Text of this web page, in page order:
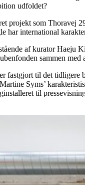
udfoldet?
projekt som Thoravej
international
af kurator
sammen
til det tidligere
Syms’
til